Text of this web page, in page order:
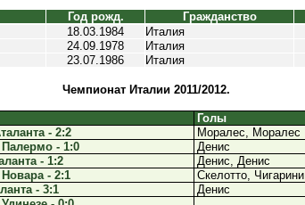
Год рожд. Гражданство
18.03.1984 Италия
24.09.1978 Италия
23.07.1986 Италия
Чемпионат Италии 2011/2012.
Голы
- 2:2
Моралес, Моралес
Палермо - 1:0
Денис
- 1:2
Денис, Денис
- 2:1
Скелотто, Чигарини
- 3:1
Денис